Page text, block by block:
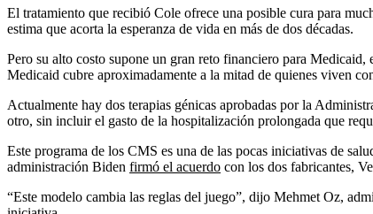
El tratamiento que recibió Cole ofrece una posible cura para
estima que acorta la esperanza de vida en más de dos décadas.
Pero su alto costo supone un gran reto financiero para Medicaid,
Medicaid cubre aproximadamente a la mitad de quienes viven
Actualmente hay dos terapias génicas aprobadas por la
otro, sin incluir el gasto de la hospitalización prolongada que
Este programa de los CMS es una de las pocas iniciativas de
administración Biden firmó el acuerdo con los dos fabricantes,
“Este modelo cambia las reglas del juego”, dijo Mehmet Oz,